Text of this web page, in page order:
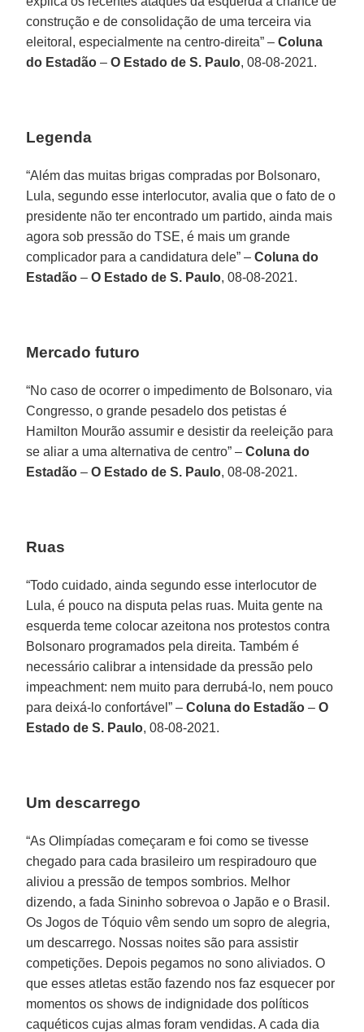
construção e de consolidação de uma terceira via
eleitoral, especialmente na centro-direita” –Coluna
do Estadão – O Estado de S. Paulo, 08-08-2021.
Legenda
“Além das muitas brigas compradas por Bolsonaro,
Lula, segundo esse interlocutor, avalia que o fato de o
presidente não ter encontrado um partido, ainda mais
agora sob pressão do TSE, é mais um grande
complicador para a candidatura dele” –Coluna do
Estadão – O Estado de S. Paulo, 08-08-2021.
Mercado futuro
“No caso de ocorrer o impedimento de Bolsonaro, via
Congresso, o grande pesadelo dos petistas é
Hamilton Mourão assumir e desistir da reeleição para
se aliar a uma alternativa de centro” –Coluna do
Estadão – O Estado de S. Paulo, 08-08-2021.
Ruas
“Todo cuidado, ainda segundo esse interlocutor de
Lula, é pouco na disputa pelas ruas. Muita gente na
esquerda teme colocar azeitona nos protestos contra
Bolsonaro programados pela direita. Também é
necessário calibrar a intensidade da pressão pelo
impeachment: nem muito para derrubá-lo, nem pouco
para deixá-lo confortável” –Coluna do Estadão – O
Estado de S. Paulo, 08-08-2021.
Um descarrego
“As Olimpíadas começaram e foi como se tivesse
chegado para cada brasileiro um respiradouro que
aliviou a pressão de tempos sombrios. Melhor
dizendo, a fada Sininho sobrevoa o Japão e o Brasil.
Os Jogos de Tóquio vêm sendo um sopro de alegria,
um descarrego. Nossas noites são para assistir
competições. Depois pegamos no sono aliviados. O
que esses atletas estão fazendo nos faz esquecer por
momentos os shows de indignidade dos políticos
caquéticos cujas almas foram vendidas. A cada dia